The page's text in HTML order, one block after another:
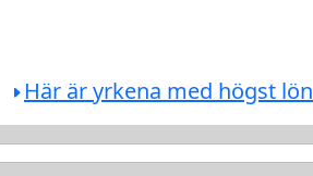
Här är yrkena med högst lön